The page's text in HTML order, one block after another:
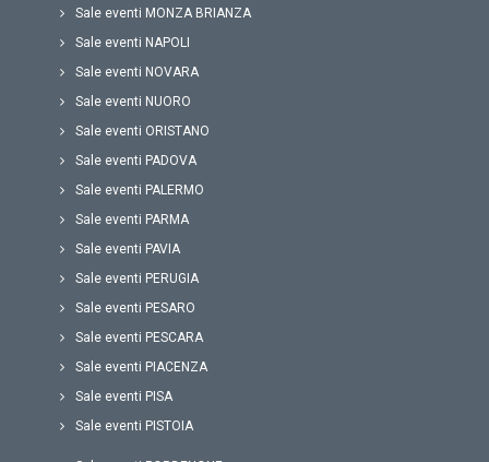
Sale eventi MONZA BRIANZA
Sale eventi NAPOLI
Sale eventi NOVARA
Sale eventi NUORO
Sale eventi ORISTANO
Sale eventi PADOVA
Sale eventi PALERMO
Sale eventi PARMA
Sale eventi PAVIA
Sale eventi PERUGIA
Sale eventi PESARO
Sale eventi PESCARA
Sale eventi PIACENZA
Sale eventi PISA
Sale eventi PISTOIA